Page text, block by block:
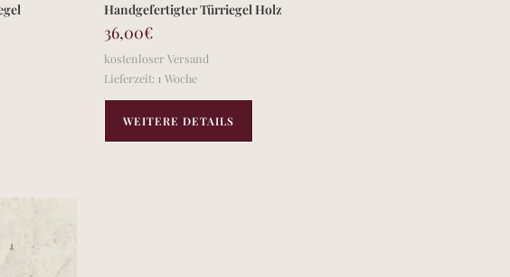
Handgefertigter Türriegel Holz
36,00€
kostenloser Versand
Lieferzeit: 1 Woche
WEITERE DETAILS